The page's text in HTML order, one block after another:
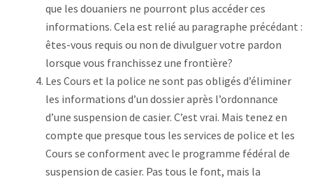
que les douaniers ne pourront plus accéder ces
informations. Cela est relié au paragraphe précédant :
êtes-vous requis ou non de divulguer votre pardon
lorsque vous franchissez une frontière?
Les Cours et la police ne sont pas obligés d’éliminer
les informations d’un dossier après l’ordonnance
d’une suspension de casier. C’est vrai. Mais tenez en
compte que presque tous les services de police et les
Cours se conforment avec le programme fédéral de
suspension de casier. Pas tous le font, mais la